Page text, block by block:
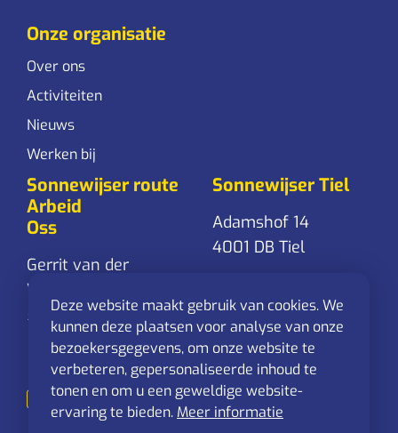
Deze website maakt gebruik van cookies. We
kunnen deze plaatsen voor analyse van onze
bezoekersgegevens, om onze website te
verbeteren, gepersonaliseerde inhoud te
tonen en om u een geweldige website-
ervaring te bieden. Meer informatie
Onze organisatie
Over ons
Activiteiten
Nieuws
Werken bij
Sonnewijser route
Arbeid
Oss
Gerrit van der
Veenstraat 24
5348 RD Oss
0412-625 544
Stuur een
mail
Sonnewijser Tiel
Adamshof 14
4001 DB Tiel
Stuur een
mail